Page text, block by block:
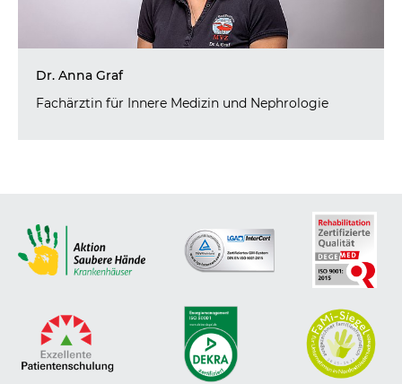
Dr. Anna Graf
Fachärztin für Innere Medizin und Nephrologie